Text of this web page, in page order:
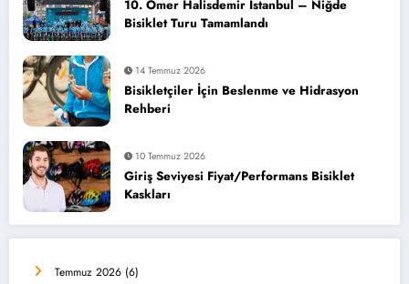
10. Ömer Halisdemir İstanbul – Niğde
Bisiklet Turu Tamamlandı
14 Temmuz 2026
Bisikletçiler İçin Beslenme ve Hidrasyon
Rehberi
10 Temmuz 2026
Giriş Seviyesi Fiyat/Performans Bisiklet
Kaskları
Temmuz 2026 (6)